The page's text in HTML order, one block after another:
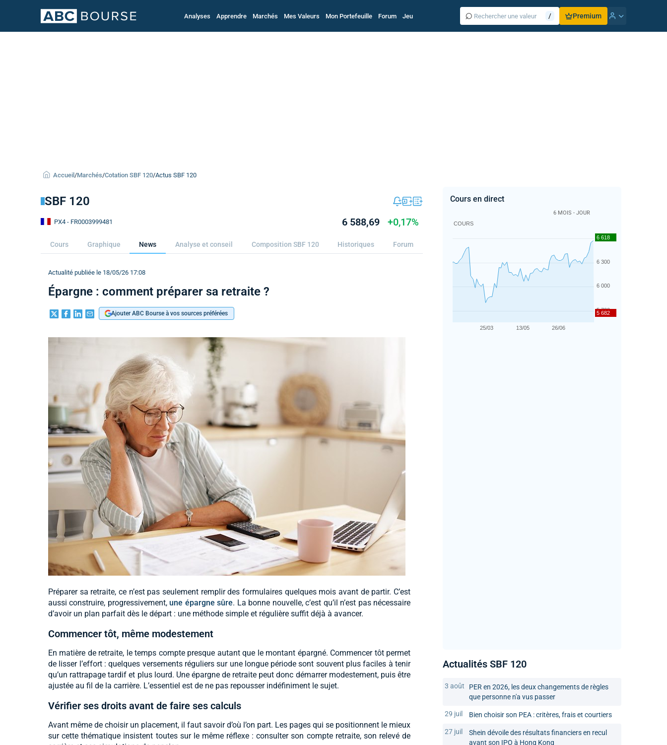
Analyses Apprendre Marchés Mes Valeurs Mon Portefeuille Forum Jeu ⌕ / Premium
Accueil /Marchés/Cotation SBF 120/Actus SBF 120
SBF 120
PX4 - FR0003999481 6 588,69 +0,17%
Cours Graphique News Analyse et conseil Composition SBF 120 Historiques Forum
Actualité publiée le 18/05/26 17:08
Épargne : comment préparer sa retraite ?
Ajouter ABC Bourse à vos sources préférées
Préparer sa retraite, ce n’est pas seulement remplir des formulaires quelques mois avant de partir. C’est
aussi construire, progressivement, une épargne sûre. La bonne nouvelle, c’est qu’il n’est pas nécessaire
d’avoir un plan parfait dès le départ : une méthode simple et régulière suffit déjà à avancer.
Commencer tôt, même modestement
En matière de retraite, le temps compte presque autant que le montant épargné. Commencer tôt permet
de lisser l’effort : quelques versements réguliers sur une longue période sont souvent plus faciles à tenir
qu’un rattrapage tardif et plus lourd. Une épargne de retraite peut donc démarrer modestement, puis être
ajustée au fil de la carrière. L’essentiel est de ne pas repousser indéfiniment le sujet.
Vérifier ses droits avant de faire ses calculs
Avant même de choisir un placement, il faut savoir d’où l’on part. Les pages qui se positionnent le mieux
sur cette thématique insistent toutes sur le même réflexe : consulter son compte retraite, son relevé de
Cours en direct
6 MOIS - JOUR
COURS
Actualités SBF 120
3 août
PER en 2026, les deux changements de règles
que personne n'a vus passer
29 juil Bien choisir son PEA : critères, frais et courtiers
27 juil
Shein dévoile des résultats financiers en recul
avant son IPO à Hong Kong